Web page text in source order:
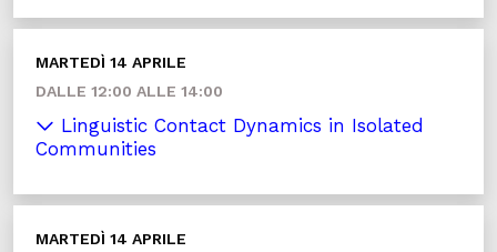
MARTEDÌ 14 APRILE
DALLE 12:00 ALLE 14:00
Linguistic Contact Dynamics in Isolated
Communities
MARTEDÌ 14 APRILE